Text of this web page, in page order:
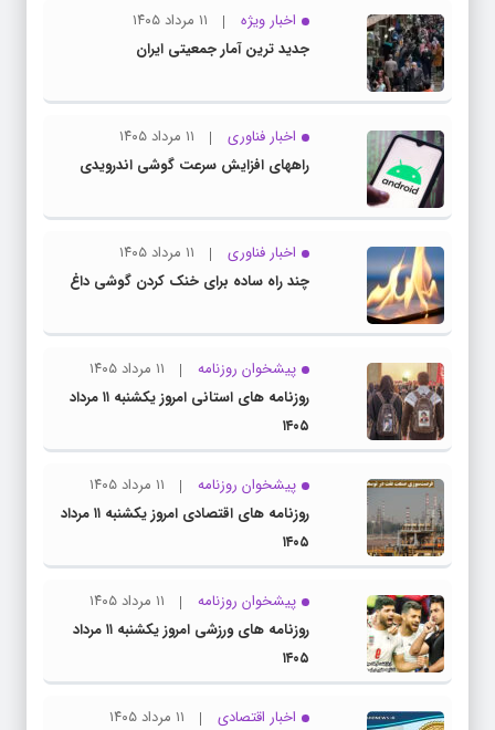
اخبار ویژه
۱۱ مرداد ۱۴۰۵
جدید ترین آمار جمعیتی ایران
اخبار فناوری
۱۱ مرداد ۱۴۰۵
راههای افزایش سرعت گوشی اندرویدی
اخبار فناوری
۱۱ مرداد ۱۴۰۵
چند راه‌ ساده برای خنک کردن گوشی داغ
پیشخوان روزنامه
۱۱ مرداد ۱۴۰۵
روزنامه های استانی امروز یکشنبه ۱۱ مرداد
۱۴۰۵
پیشخوان روزنامه
۱۱ مرداد ۱۴۰۵
روزنامه های اقتصادی امروز یکشنبه ۱۱ مرداد
۱۴۰۵
پیشخوان روزنامه
۱۱ مرداد ۱۴۰۵
روزنامه های ورزشی امروز یکشنبه ۱۱ مرداد
۱۴۰۵
اخبار اقتصادی
۱۱ مرداد ۱۴۰۵